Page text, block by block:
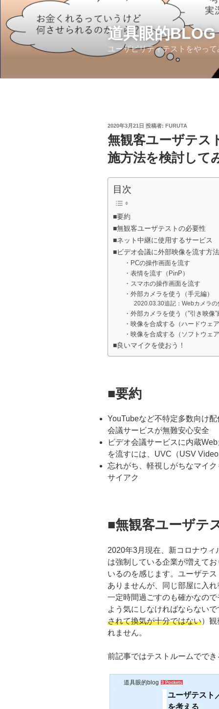
テ
道具眼的BLOG
ユーザビリティテストをやっ
投
稿
日:
2020年3月21日 投稿者: FURUTA
無観客ユーザテス
施方法を検討して
目次
■要約
■無観客ユーザテストの必要性
■ネット中継に使用するサービス
■ビデオ会議に外部映像を流す方法
・PCの操作画面を流す
・表情を流す（PinP）
・スマホの操作画面を流す
・外部カメラを使う（手元編）
2020.03.30追記：Webカメラ
・外部カメラを使う（”引き映像”
・映像を合成する（ハードウェ
・映像を合成する（ソフトウェ
■良いマイクを使おう！
■要約
YouTubeなど不特定多数向け
会議サービスが無難安心安全
ビデオ会議サービスに内蔵
を流すには、UVC（USV
忘れがち、軽視しがちなマイ
サイアク
■無観客ユーザテ
2020年3月現在、新コロナウ
は強制している企業が増えて
いるのを感じます。ユーザテ
ありませんが、同じ部屋に入
一定時間過ごすのも確かなの
よう気にしなければならない
されて換気が十分ではない）
れません。
前記事ではテストルームでで
道具眼的blog 3 Pockets
ユーザテスト
を考える